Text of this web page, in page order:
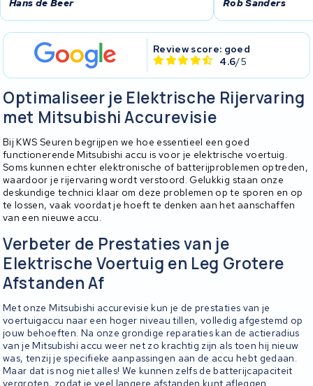
Hans de Beer Rob Sanders
Review score: goed
4.6/5
Optimaliseer je Elektrische Rijervaring
met Mitsubishi Accurevisie
Bij KWS Seuren begrijpen we hoe essentieel een goed
functionerende Mitsubishi accu is voor je elektrische voertuig.
Soms kunnen echter elektronische of batterijproblemen optreden,
waardoor je rijervaring wordt verstoord. Gelukkig staan onze
deskundige technici klaar om deze problemen op te sporen en op
te lossen, vaak voordat je hoeft te denken aan het aanschaffen
van een nieuwe accu.
Verbeter de Prestaties van je
Elektrische Voertuig en Leg Grotere
Afstanden Af
Met onze Mitsubishi accurevisie kun je de prestaties van je
voertuigaccu naar een hoger niveau tillen, volledig afgestemd op
jouw behoeften. Na onze grondige reparaties kan de actieradius
van je Mitsubishi accu weer net zo krachtig zijn als toen hij nieuw
was, tenzij je specifieke aanpassingen aan de accu hebt gedaan.
Maar dat is nog niet alles! We kunnen zelfs de batterijcapaciteit
vergroten, zodat je veel langere afstanden kunt afleggen.